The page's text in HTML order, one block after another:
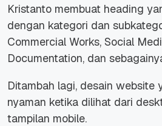
Kristanto membuat heading
dengan kategori dan
Commercial Works, Social
Documentation, dan
Ditambah lagi, desain website
nyaman ketika dilihat dari
tampilan mobile.